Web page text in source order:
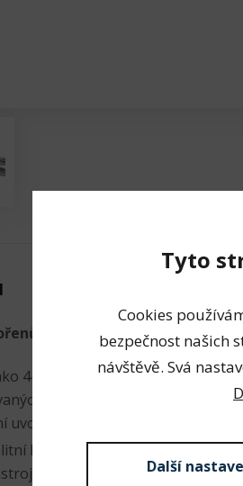
zubů.
4-zubé kleště, které se používají
stoliček. Tyto kleště jsou
zubu z čelisti.
leštěné nerezavějící oceli,
vytvořeního pro specifické
Tyto
Cookies
bezpečnost našich
návštěvě. Svá
Další